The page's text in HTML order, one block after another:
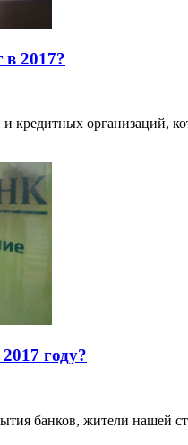
в 2017?
кредитных организаций,
году?
банков, жители нашей